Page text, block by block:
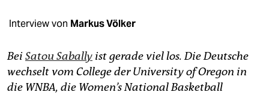
shop
fragen & hilfe
unterstützen
Interview von Markus Völker
Bei Satou Sabally ist gerade viel los. Die Deutsche
wechselt vom College der University of Oregon in
die WNBA, die Women’s National Basketball